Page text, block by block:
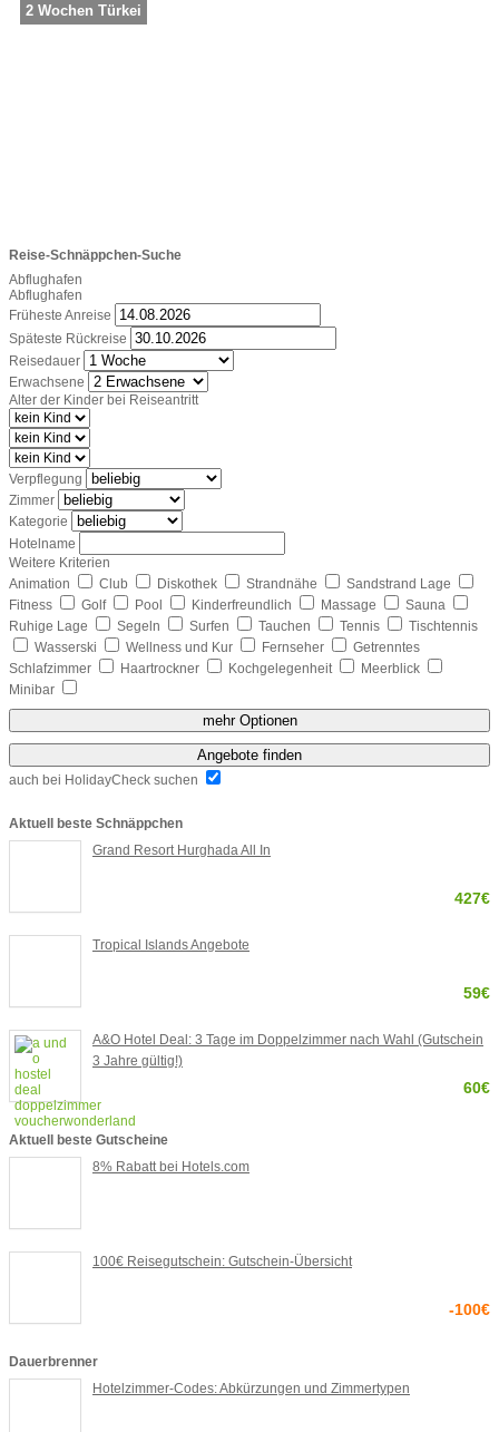
2 Wochen Türkei
Reise-Schnäppchen-Suche
Abflughafen
Abflughafen
Früheste Anreise
Späteste Rückreise
Reisedauer
Erwachsene
Alter der Kinder bei Reiseantritt
Verpflegung
Zimmer
Kategorie
Hotelname
Weitere Kriterien
Animation
Club Diskothek Strandnähe
Sandstrand Lage
Fitness
Golf Pool Kinderfreundlich Massage
Sauna
Ruhige Lage
Segeln Surfen Tauchen Tennis
Tischtennis
Wasserski
Wellness und Kur Fernseher
Getrenntes
Schlafzimmer
Haartrockner Kochgelegenheit
Meerblick
Minibar
mehr Optionen
Angebote finden
auch bei HolidayCheck suchen
Aktuell beste Schnäppchen
Grand Resort Hurghada All In
427€
Tropical Islands Angebote
59€
A&O Hotel Deal: 3 Tage im Doppelzimmer nach Wahl (Gutschein
3 Jahre gültig!)
60€
Aktuell beste Gutscheine
8% Rabatt bei Hotels.com
100€ Reisegutschein: Gutschein-Übersicht
-100€
Dauerbrenner
Hotelzimmer-Codes: Abkürzungen und Zimmertypen